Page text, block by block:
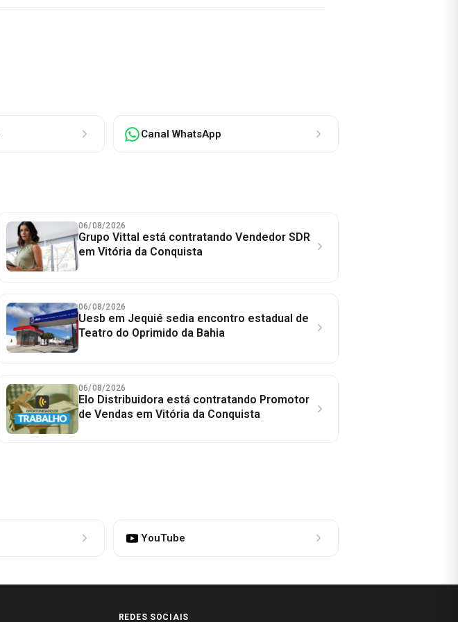
Canal WhatsApp
06/08/2026
Grupo Vittal está contratando Vendedor SDR
em Vitória da Conquista
06/08/2026
Uesb em Jequié sedia encontro estadual de
Teatro do Oprimido da Bahia
06/08/2026
Elo Distribuidora está contratando Promotor
de Vendas em Vitória da Conquista
YouTube
REDES SOCIAIS